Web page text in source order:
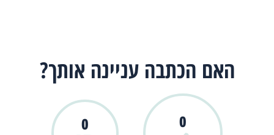
האם הכתבה עניינה אותך?
0
0